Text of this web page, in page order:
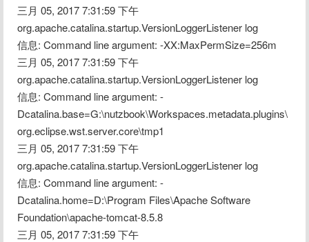
三月 05, 2017 7:31:59 下午
org.apache.catalina.startup.VersionLoggerListener log
信息: Command line argument: -XX:MaxPermSize=256m
三月 05, 2017 7:31:59 下午
org.apache.catalina.startup.VersionLoggerListener log
信息: Command line argument: -
Dcatalina.base=G:\nutzbook\Workspaces.metadata.plugins\
org.eclipse.wst.server.core\tmp1
三月 05, 2017 7:31:59 下午
org.apache.catalina.startup.VersionLoggerListener log
信息: Command line argument: -
Dcatalina.home=D:\Program Files\Apache Software
Foundation\apache-tomcat-8.5.8
三月 05, 2017 7:31:59 下午